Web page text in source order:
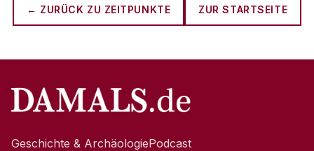
← ZURÜCK ZU ZEITPUNKTE ZUR STARTSEITE
Geschichte & ArchäologiePodcast